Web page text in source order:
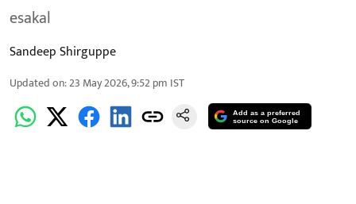
esakal
Sandeep Shirguppe
Updated on:23 May 2026, 9:52 pm IST
Add as a preferred
source on Google